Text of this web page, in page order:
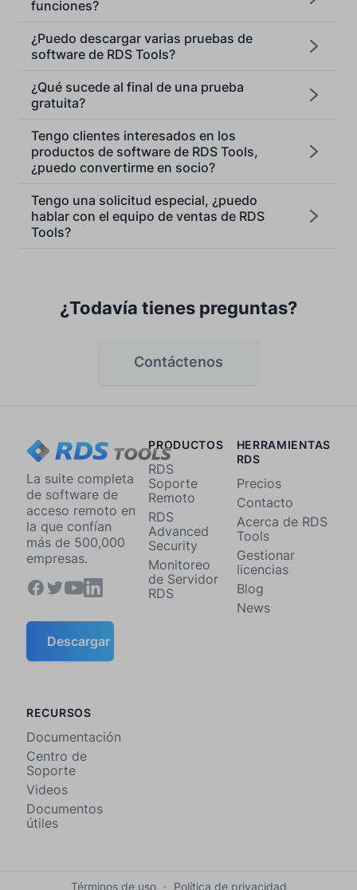
funciones?
¿Puedo descargar varias pruebas de
software de RDS Tools?
¿Qué sucede al final de una prueba
gratuita?
Tengo clientes interesados en los
productos de software de RDS Tools,
¿puedo convertirme en socio?
Tengo una solicitud especial, ¿puedo
hablar con el equipo de ventas de RDS
Tools?
¿Todavía tienes preguntas?
Contáctenos
La suite completa
de software de
acceso remoto en
la que confían
más de 500,000
empresas.
Descargar
PRODUCTOS
RDS
Soporte
Remoto
RDS
Advanced
Security
Monitoreo
de Servidor
RDS
RECURSOS
Documentación
Centro de
Soporte
Videos
Documentos
útiles
HERRAMIENTAS
RDS
Precios
Contacto
Acerca de RDS
Tools
Gestionar
licencias
Blog
News
Términos de uso - Política de privacidad